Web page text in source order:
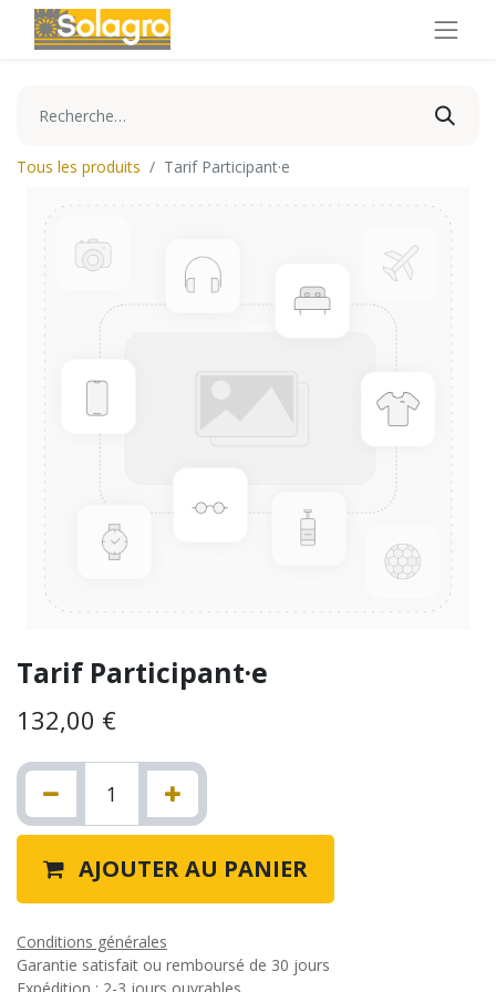
Tous les produits Tarif Participant·e
Tarif Participant·e
132,00 €
AJOUTER AU PANIER
Conditions générales
Garantie satisfait ou remboursé de 30 jours